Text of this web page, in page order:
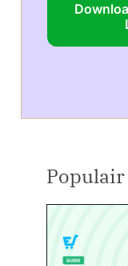
Populair